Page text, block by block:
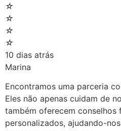
☆
☆
☆
☆
10 dias atrás
Marina
Encontramos uma parceria
Eles não apenas cuidam de
também oferecem conselhos
personalizados, ajudando-